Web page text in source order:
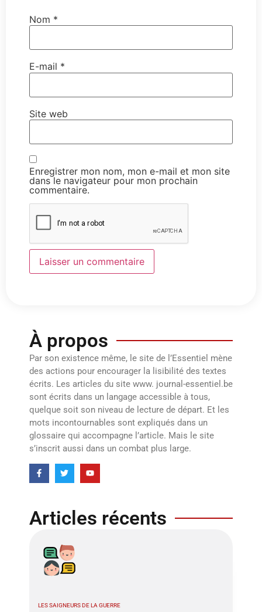
Nom *
E-mail *
Site web
Enregistrer mon nom, mon e-mail et mon site
dans le navigateur pour mon prochain
commentaire.
À propos
Par son existence même, le site de l’Essentiel mène
des actions pour encourager la lisibilité des textes
écrits. Les articles du site www. journal-essentiel.be
sont écrits dans un langage accessible à tous,
quelque soit son niveau de lecture de départ. Et les
mots incontournables sont expliqués dans un
glossaire qui accompagne l’article. Mais le site
s’inscrit aussi dans un combat plus large.
Articles récents
LES SAIGNEURS DE LA GUERRE